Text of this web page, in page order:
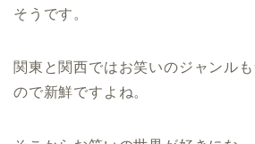
そうです。
関東と関西ではお笑いのジャンル
ので新鮮ですよね。